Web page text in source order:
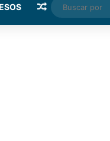
Random Article